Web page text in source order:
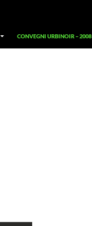
CONVEGNI URBINOIR – 2008